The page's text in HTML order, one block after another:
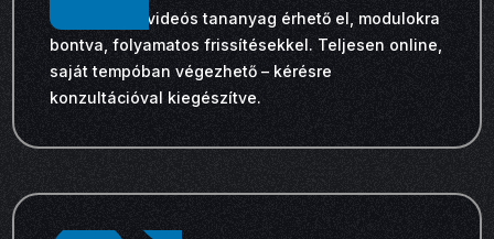
Több órányi videós tananyag érhető el, modulokra
bontva, folyamatos frissítésekkel. Teljesen online,
saját tempóban végezhető – kérésre
konzultációval kiegészítve.